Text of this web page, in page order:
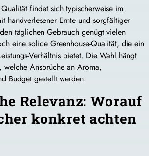
findet sich typischerweise im
handverlesener Ernte und sorgfältiger
täglichen Gebrauch genügt vielen
eine solide Greenhouse-Qualität, die ein
Verhältnis bietet. Die Wahl hängt
welche Ansprüche an Aroma,
Budget gestellt werden.
Relevanz: Worauf
konkret achten